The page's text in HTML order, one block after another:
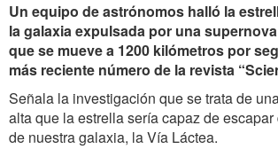
Un equipo de astrónomos halló la
la galaxia expulsada por una
que se mueve a 1200 kilómetros por
más reciente número de la revista
Señala la investigación que se trata de
alta que la estrella sería capaz de
de nuestra galaxia, la Vía Láctea.